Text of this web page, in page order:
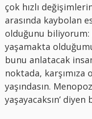
çok hızlı
arasında kaybolan
olduğunu biliyorum:
yaşamakta
bunu anlatacak
noktada, karşımıza
yaşındasın.
yaşayacaksın’ diyen